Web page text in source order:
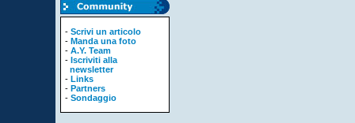
- Scrivi un articolo
- Manda una foto
- A.Y. Team
- Iscriviti alla
newsletter
- Links
- Partners
- Sondaggio